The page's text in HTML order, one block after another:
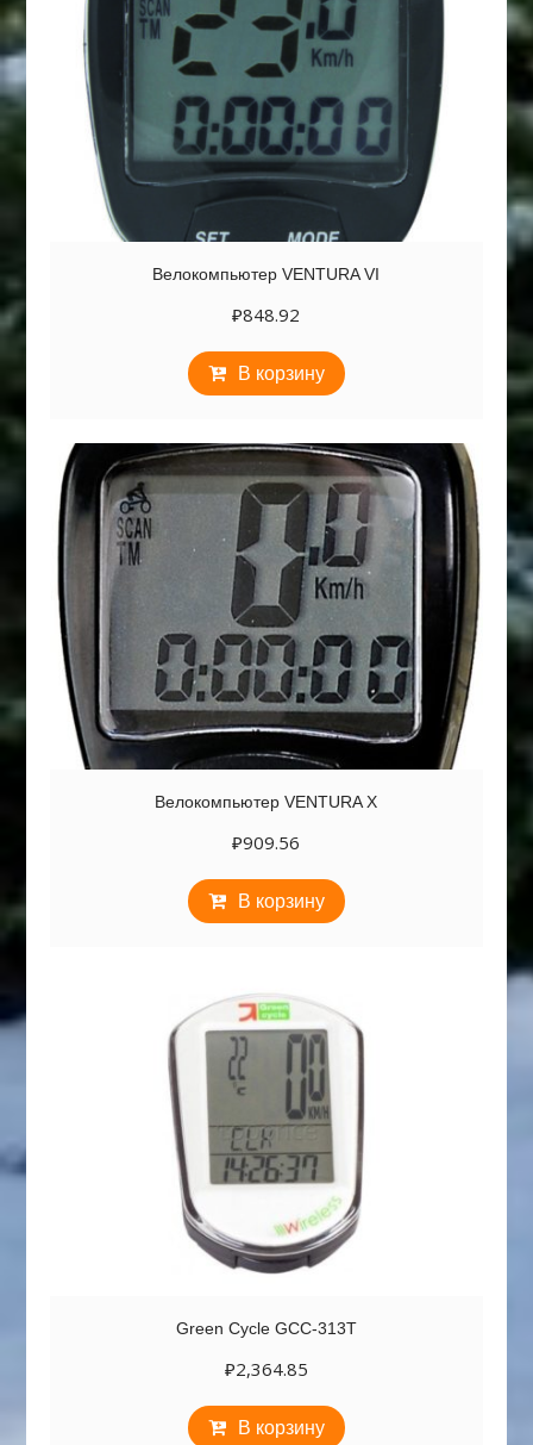
Велокомпьютер VENTURA VI
₽848.92
В корзину
Велокомпьютер VENTURA Х
₽909.56
В корзину
Green Cycle GCC-313T
₽2,364.85
В корзину